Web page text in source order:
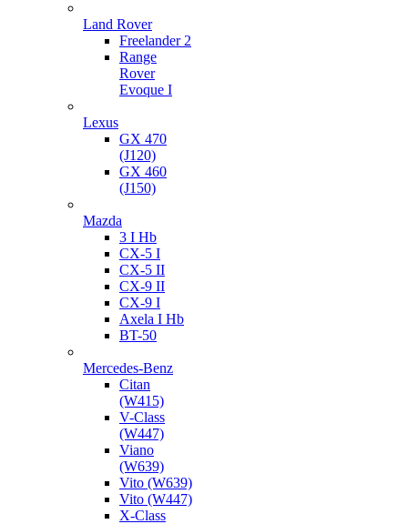
Land Rover
Freelander 2
Range
Rover
Evoque I
Lexus
GX 470
(J120)
GX 460
(J150)
Mazda
3 I Hb
CX-5 I
CX-5 II
CX-9 II
CX-9 I
Axela I Hb
BT-50
Mercedes-Benz
Citan
(W415)
V-Class
(W447)
Viano
(W639)
Vito (W639)
Vito (W447)
X-Class